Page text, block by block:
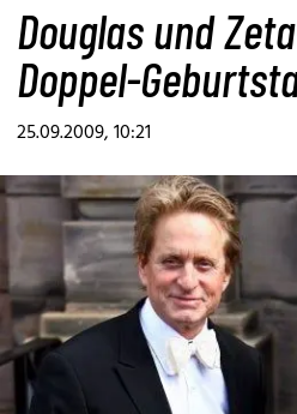
Douglas und
Doppel-
25.09.2009, 10:21